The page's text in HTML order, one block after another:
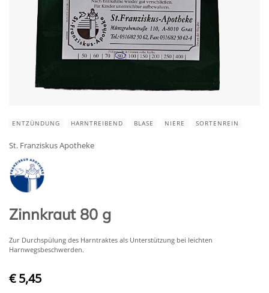
ENTZÜNDUNG HARNTREIBEND BLASE NIERE SORTENREIN
St. Franziskus Apotheke
Zinnkraut 80 g
Zur Durchspülung des Harntraktes als Unterstützung bei leichten
Harnwegsbeschwerden.
€ 5,45